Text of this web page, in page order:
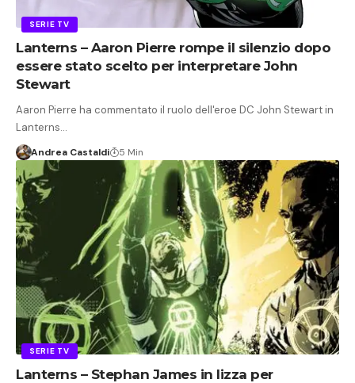
SERIE TV
Lanterns – Aaron Pierre rompe il silenzio dopo
essere stato scelto per interpretare John
Stewart
Aaron Pierre ha commentato il ruolo dell'eroe DC John Stewart in
Lanterns…
Andrea Castaldi 5 Min
SERIE TV
Lanterns – Stephan James in lizza per